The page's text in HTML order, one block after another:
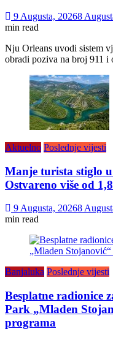
9 Augusta, 20268
min read
Nju Orleans uvodi sistem
obradi poziva na broj 911
Aktuelno Poslednje vijesti
Manje turista stiglo
Ostvareno više od
9 Augusta, 20268
min read
Banjaluka Poslednje vijesti
Besplatne radionice
Park „Mladen
programa